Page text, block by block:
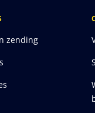
zending